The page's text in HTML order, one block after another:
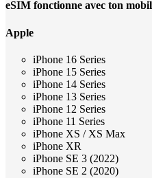
eSIM fonctionne avec ton
Apple
iPhone 16 Series
iPhone 15 Series
iPhone 14 Series
iPhone 13 Series
iPhone 12 Series
iPhone 11 Series
iPhone XS / XS Max
iPhone XR
iPhone SE 3 (2022)
iPhone SE 2 (2020)